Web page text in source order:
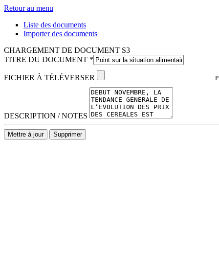
Retour au menu
Liste des documents
Importer des documents
CHARGEMENT DE DOCUMENT S3
TITRE DU DOCUMENT *
FICHIER À TÉLÉVERSER
DESCRIPTION / NOTES
Mettre à jour Supprimer